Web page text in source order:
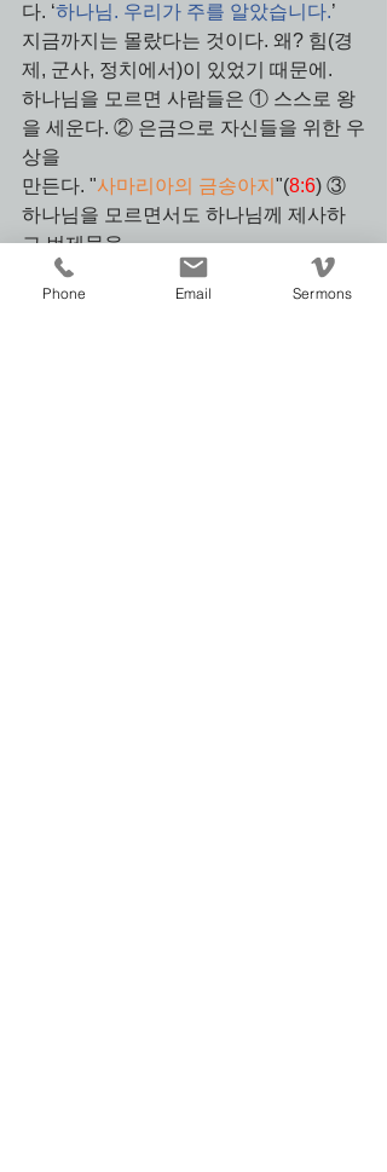
다. ‘하나님. 우리가 주를 알았습니다.’
지금까지는 몰랐다는 것이다. 왜? 힘(경
제, 군사, 정치에서)이 있었기 때문에.
하나님을 모르면 사람들은 ① 스스로 왕
을 세운다. ② 은금으로 자신들을 위한 우
상을
만든다. "사마리아의 금송아지 "(8:6) ③
하나님을 모르면서도 하나님께 제사하
고 번제물을
드린다. 사실 이것이 가장 위험하다!
호세아는 이 모든 행동들을 ‘
열매 맺지 못
Phone Email Sermons